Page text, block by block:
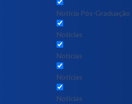
Noticia Pós-Graduação
Notícias
Notícias
Notícias
Notícias